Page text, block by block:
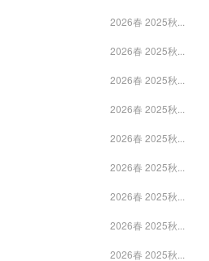
2026春 2025秋...
2026春 2025秋...
2026春 2025秋...
2026春 2025秋...
2026春 2025秋...
2026春 2025秋...
2026春 2025秋...
2026春 2025秋...
2026春 2025秋...